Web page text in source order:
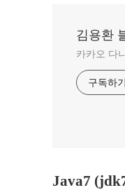
김용환
카카오 다
구독하기
Java7